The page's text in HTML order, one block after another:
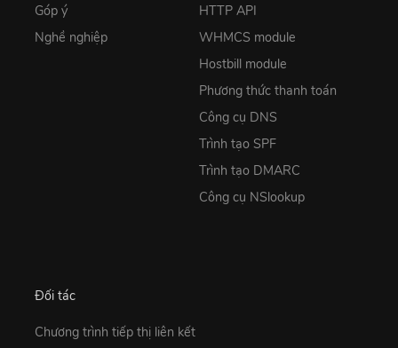
Góp ý
Nghề nghiệp
HTTP API
WHMCS module
Hostbill module
Phương thức thanh toán
Công cụ DNS
Trình tạo SPF
Trình tạo DMARC
Công cụ NSlookup
Đối tác
Chương trình tiếp thị liên kết